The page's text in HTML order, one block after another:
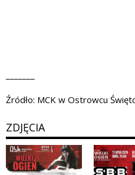
Źródło: MCK w Ostrowcu
ZDJĘCIA